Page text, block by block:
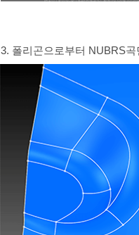
3. 폴리곤으로부터 NUBRS